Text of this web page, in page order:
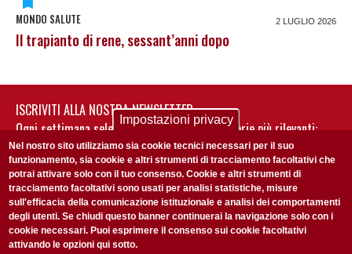
MONDO SALUTE 2 LUGLIO 2026
Il trapianto di rene, sessant’anni dopo
ISCRIVITI ALLA NOSTRA NEWSLETTER
Ogni settimana selezioniamo per te nostre storie più rilevanti:
non perderti gli aggiornamenti della nostra newsletter
Impostazioni privacy
Nel nostro sito utilizziamo sia cookie tecnici necessari per il suo
funzionamento, sia cookie e altri strumenti di tracciamento facoltativi che
potrai attivare solo con il tuo consenso. Cookie e altri strumenti di
tracciamento facoltativi sono usati per analisi statistiche, misure
sull'efficacia della comunicazione istituzionale e analisi dei comportamenti
degli utenti. Se chiudi questo banner continuerai la navigazione solo con i
cookie necessari. Puoi esprimere il consenso sui cookie facoltativi
attivando le opzioni qui sotto.